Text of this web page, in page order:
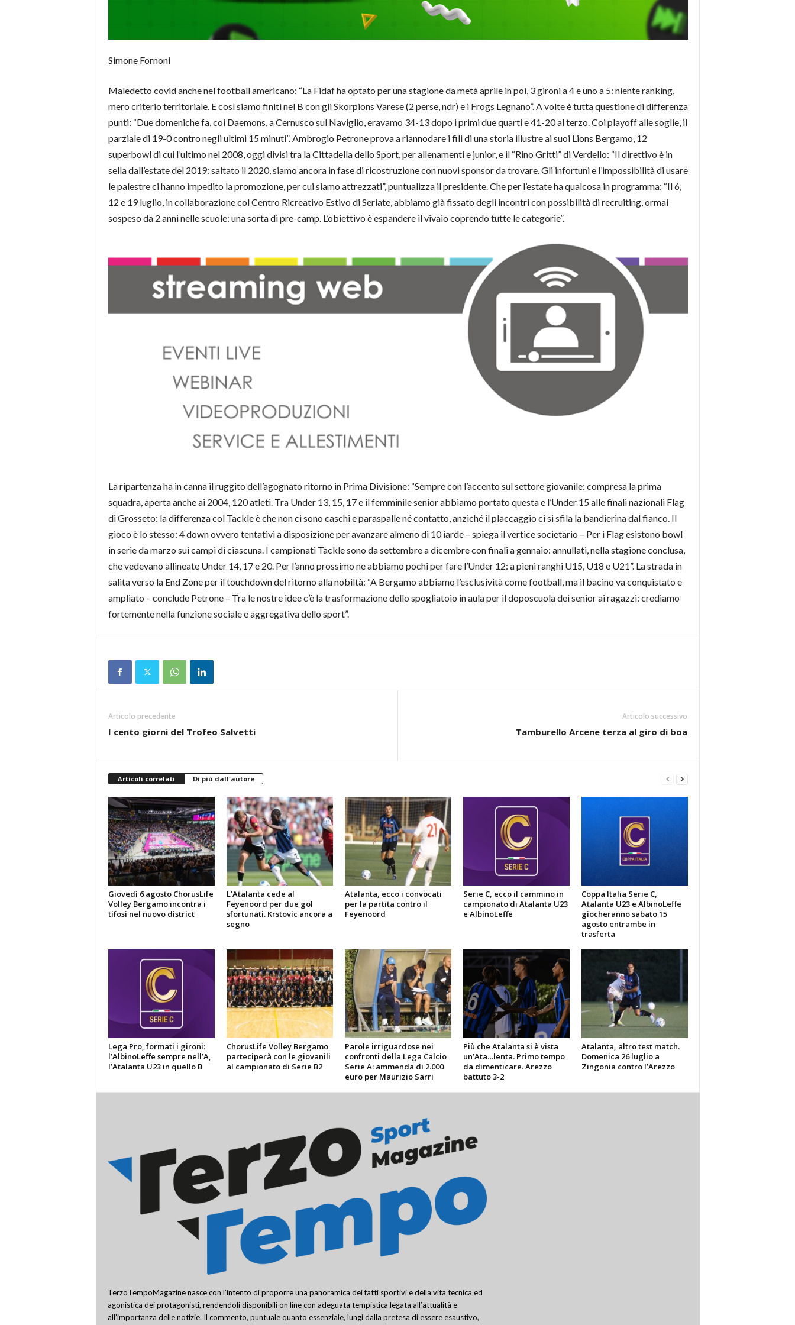
Simone Fornoni
Maledetto covid anche nel football americano: “La Fidaf ha optato per una stagione da metà aprile in poi, 3 gironi a 4 e uno a 5: niente ranking,
mero criterio territoriale. E così siamo finiti nel B con gli Skorpions Varese (2 perse, ndr) e i Frogs Legnano”. A volte è tutta questione di differenza
punti: “Due domeniche fa, coi Daemons, a Cernusco sul Naviglio, eravamo 34-13 dopo i primi due quarti e 41-20 al terzo. Coi playoff alle soglie, il
parziale di 19-0 contro negli ultimi 15 minuti”. Ambrogio Petrone prova a riannodare i fili di una storia illustre ai suoi Lions Bergamo, 12
superbowl di cui l’ultimo nel 2008, oggi divisi tra la Cittadella dello Sport, per allenamenti e junior, e il “Rino Gritti” di Verdello: “Il direttivo è in
sella dall’estate del 2019: saltato il 2020, siamo ancora in fase di ricostruzione con nuovi sponsor da trovare. Gli infortuni e l’impossibilità di usare
le palestre ci hanno impedito la promozione, per cui siamo attrezzati”, puntualizza il presidente. Che per l’estate ha qualcosa in programma: “Il 6,
12 e 19 luglio, in collaborazione col Centro Ricreativo Estivo di Seriate, abbiamo già fissato degli incontri con possibilità di recruiting, ormai
sospeso da 2 anni nelle scuole: una sorta di pre-camp. L’obiettivo è espandere il vivaio coprendo tutte le categorie”.
La ripartenza ha in canna il ruggito dell’agognato ritorno in Prima Divisione: “Sempre con l’accento sul settore giovanile: compresa la prima
squadra, aperta anche ai 2004, 120 atleti. Tra Under 13, 15, 17 e il femminile senior abbiamo portato questa e l’Under 15 alle finali nazionali Flag
di Grosseto: la differenza col Tackle è che non ci sono caschi e paraspalle né contatto, anziché il placcaggio ci si sfila la bandierina dal fianco. Il
gioco è lo stesso: 4 down ovvero tentativi a disposizione per avanzare almeno di 10 iarde – spiega il vertice societario – Per i Flag esistono bowl
in serie da marzo sui campi di ciascuna. I campionati Tackle sono da settembre a dicembre con finali a gennaio: annullati, nella stagione conclusa,
che vedevano allineate Under 14, 17 e 20. Per l’anno prossimo ne abbiamo pochi per fare l’Under 12: a pieni ranghi U15, U18 e U21”. La strada in
salita verso la End Zone per il touchdown del ritorno alla nobiltà: “A Bergamo abbiamo l’esclusività come football, ma il bacino va conquistato e
ampliato – conclude Petrone – Tra le nostre idee c’è la trasformazione dello spogliatoio in aula per il doposcuola dei senior ai ragazzi: crediamo
fortemente nella funzione sociale e aggregativa dello sport”.
Articolo precedente
I cento giorni del Trofeo Salvetti
Articolo successivo
Tamburello Arcene terza al giro di boa
Articoli correlati Di più dall'autore
Giovedì 6 agosto ChorusLife
Volley Bergamo incontra i
tifosi nel nuovo district
L’Atalanta cede al
Feyenoord per due gol
sfortunati. Krstovic ancora a
segno
Atalanta, ecco i convocati
per la partita contro il
Feyenoord
Serie C, ecco il cammino in
campionato di Atalanta U23
e AlbinoLeffe
Coppa Italia Serie C,
Atalanta U23 e AlbinoLeffe
giocheranno sabato 15
agosto entrambe in
trasferta
Lega Pro, formati i gironi:
l’AlbinoLeffe sempre nell’A,
l’Atalanta U23 in quello B
ChorusLife Volley Bergamo
parteciperà con le giovanili
al campionato di Serie B2
Parole irriguardose nei
confronti della Lega Calcio
Serie A: ammenda di 2.000
euro per Maurizio Sarri
Più che Atalanta si è vista
un’Ata…lenta. Primo tempo
da dimenticare. Arezzo
battuto 3-2
Atalanta, altro test match.
Domenica 26 luglio a
Zingonia contro l’Arezzo
TerzoTempoMagazine nasce con l’intento di proporre una panoramica dei fatti sportivi e della vita tecnica ed
agonistica dei protagonisti, rendendoli disponibili on line con adeguata tempistica legata all’attualità e
all’importanza delle notizie. Il commento, puntuale quanto essenziale, lungi dalla pretesa di essere esaustivo,